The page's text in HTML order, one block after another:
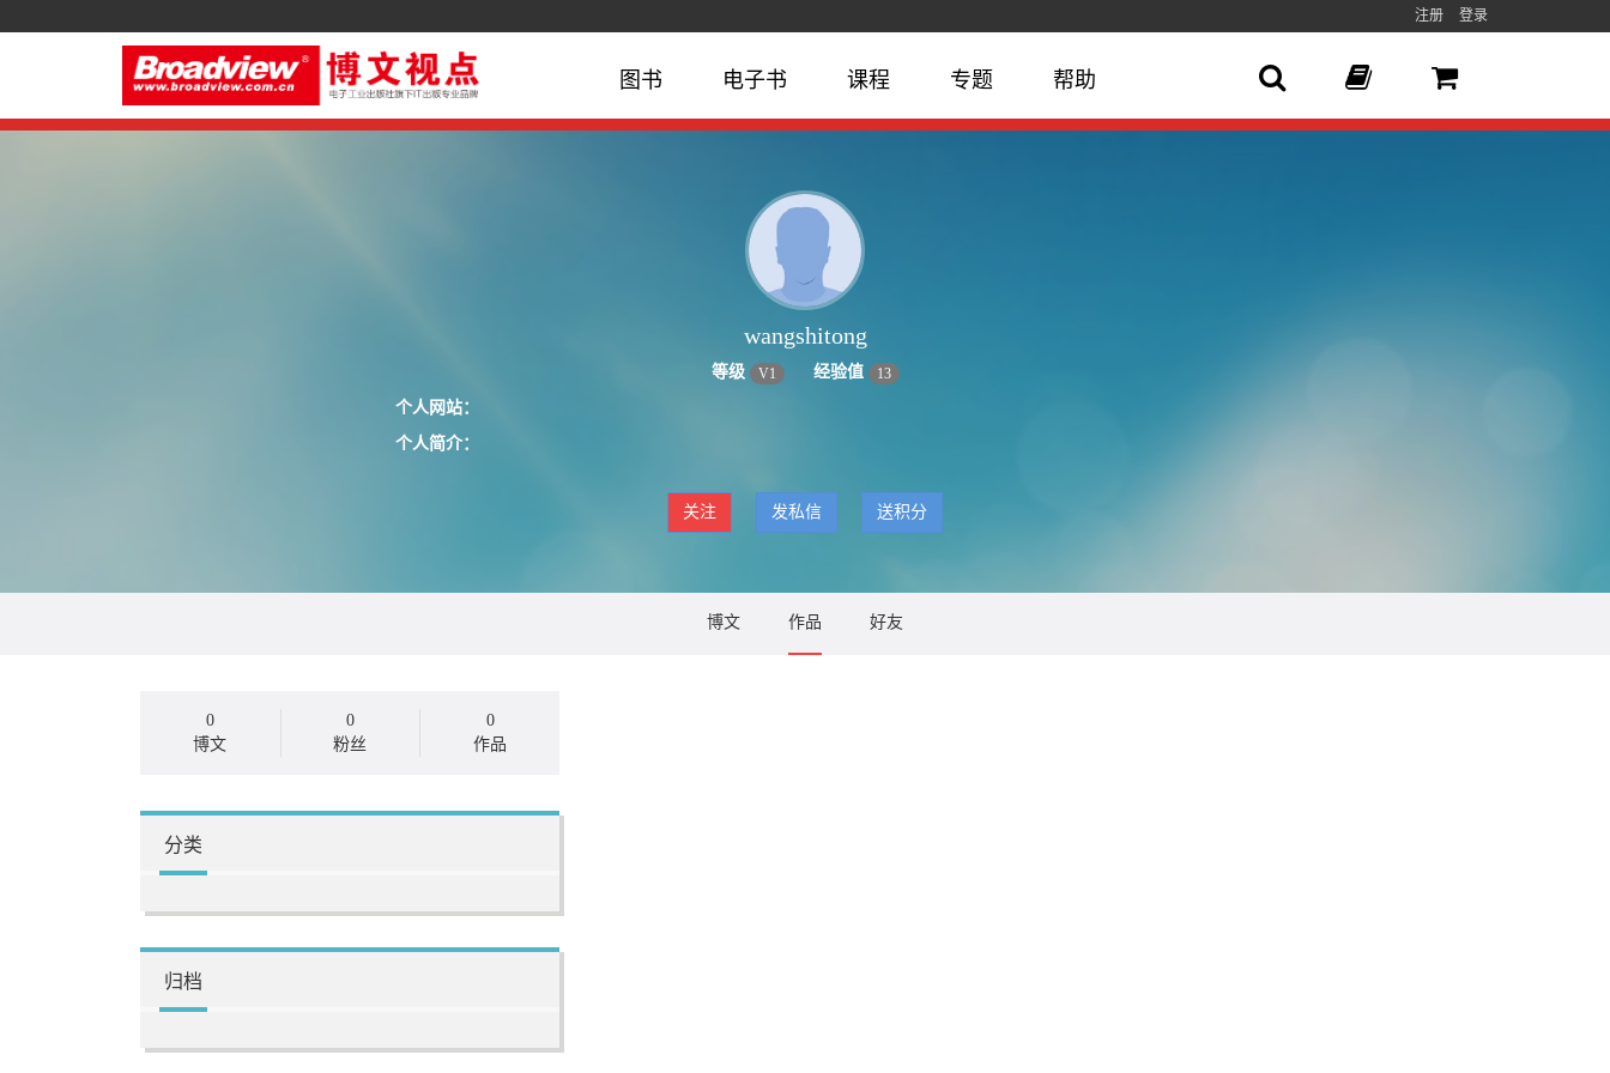
注册 登录
图书 电子书 课程 专题 帮助
wangshitong
等级 V1 经验值 13
个人网站：
个人简介：
关注 发私信 送积分
博文 作品 好友
0
博文
0
粉丝
0
作品
分类
归档